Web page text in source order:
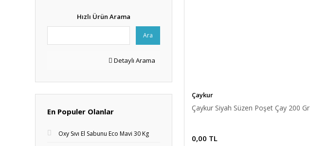
Hızlı Ürün Arama
Ara
Detaylı Arama
En Populer Olanlar
Oxy Sıvı El Sabunu Eco Mavi 30 Kg
Çaykur
Çaykur Siyah Süzen Poşet Çay 200 Gr
0,00 TL